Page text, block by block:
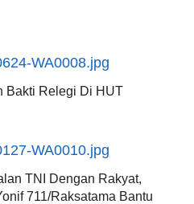
Bakti Relegi Di HUT
TNI Dengan Rakyat,
711/Raksatama Bantu